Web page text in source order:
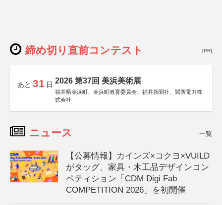
締め切り直前コンテスト [PR]
あと 31 日 2026 第37回 美浜美術展
福井県美浜町、美浜町教育委員会、福井新聞社、関西電力株
式会社
ニュース 一覧
【公募情報】カインズ×コクヨ×VUILD
がタッグ、家具・木工品デザインコン
ペティション「CDM Digi Fab
COMPETITION 2026」を初開催